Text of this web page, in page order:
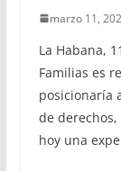
marzo 11,
La Habana,
Familias es
posicionaría
de
hoy una